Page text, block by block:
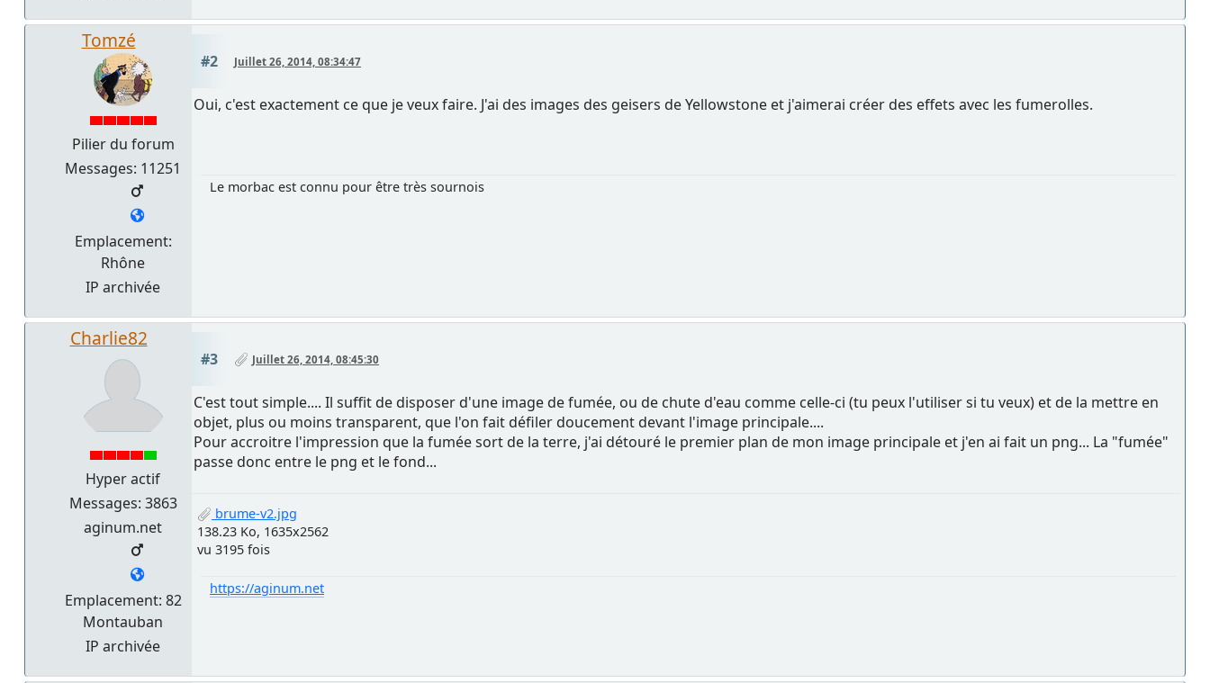
Tomzé
Pilier du forum
Messages: 11251
Emplacement:
Rhône
IP archivée
#2 Juillet 26, 2014, 08:34:47
Oui, c'est exactement ce que je veux faire. J'ai des images des geisers de Yellowstone et j'aimerai créer des effets avec les fumerolles.
Le morbac est connu pour être très sournois
Charlie82
Hyper actif
Messages: 3863
aginum.net
Emplacement: 82
Montauban
IP archivée
#3 Juillet 26, 2014, 08:45:30
C'est tout simple.... Il suffit de disposer d'une image de fumée, ou de chute d'eau comme celle-ci (tu peux l'utiliser si tu veux) et de la mettre en
objet, plus ou moins transparent, que l'on fait défiler doucement devant l'image principale....
Pour accroitre l'impression que la fumée sort de la terre, j'ai détouré le premier plan de mon image principale et j'en ai fait un png... La "fumée"
passe donc entre le png et le fond...
brume-v2.jpg
138.23 Ko, 1635x2562
vu 3195 fois
https://aginum.net